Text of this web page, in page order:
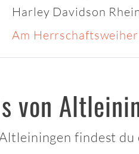
Harley Davidson
Am
von
findest